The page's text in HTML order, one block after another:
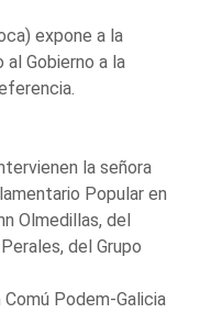
expone a la
al Gobierno a la
la señora
Popular en
Olmedillas, del
del Grupo
Podem-Galicia